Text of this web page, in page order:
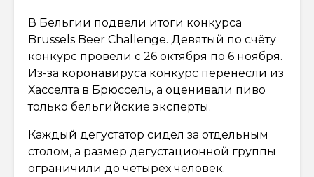
В Бельгии подвели итоги конкурса
Brussels Beer Challenge. Девятый по счёту
конкурс провели с 26 октября по 6 ноября.
Из-за коронавируса конкурс перенесли из
Хасселта в Брюссель, а оценивали пиво
только бельгийские эксперты.
Каждый дегустатор сидел за отдельным
столом, а размер дегустационной группы
ограничили до четырёх человек.